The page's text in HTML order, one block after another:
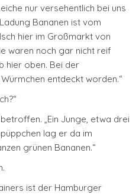
nur versehentlich bei uns
Bananen ist vom
hier im Großmarkt von
waren noch gar nicht reif
hier oben. Bei der
entdeckt worden.“
„Ein Junge, etwa drei
lag er da im
grünen Bananen.“
ist der Hamburger